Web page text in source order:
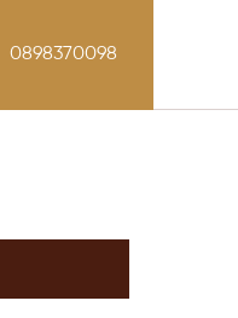
0898370098